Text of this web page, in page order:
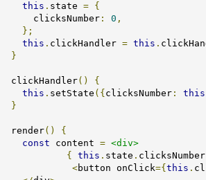
this . state = {
      clicksNumber
: 0 ,
};
this . clickHandler = this .
}
  clickHandler
()
{
this . setState ({ clicksNumber : this
}
  render
()
{
const content = <div>
{
this . state . clicksNumber
<button onClick={this .